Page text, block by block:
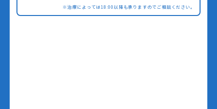
※治療によっては18:00以降も承りますのでご相談ください。